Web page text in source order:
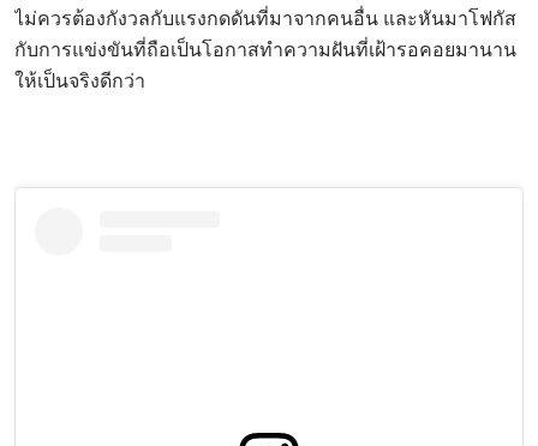
ไม่ควรต้องกังวลกับแรงกดดันที่มาจากคนอื่น และหันมาโฟกัส
กับการแข่งขันที่ถือเป็นโอกาสทำความฝันที่เฝ้ารอคอยมานาน
ให้เป็นจริงดีกว่า